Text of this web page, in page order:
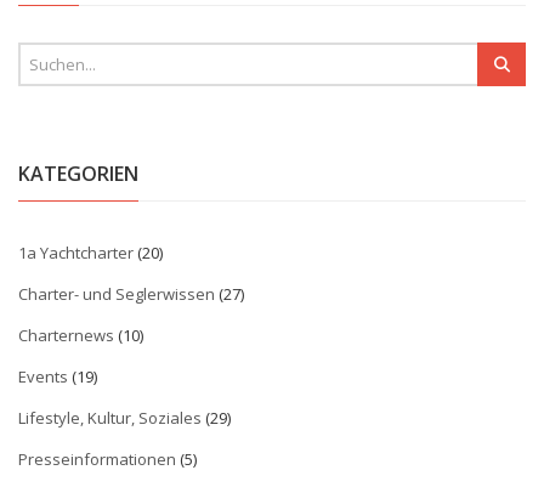
KATEGORIEN
1a Yachtcharter(20)
Charter- und Seglerwissen (27)
Charternews (10)
Events (19)
Lifestyle, Kultur, Soziales (29)
Presseinformationen (5)